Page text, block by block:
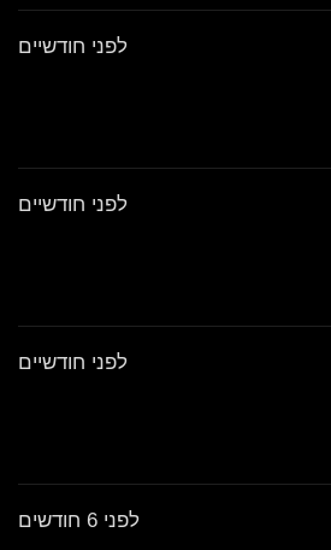
לפני חודשיים
לפני חודשיים
לפני חודשיים
לפני 6 חודשים